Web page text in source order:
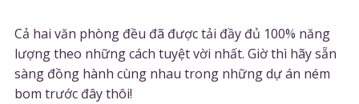
Cả hai văn phòng đều đã được tải đầy đủ 100% năng
lượng theo những cách tuyệt vời nhất. Giờ thì hãy sẵn
sàng đồng hành cùng nhau trong những dự án ném
bom trước đây thôi!